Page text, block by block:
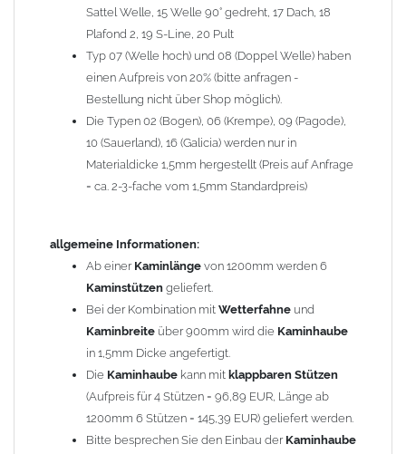
Lieferzeit: ca. 1-2 Wochen nach Zahlungseingang
Sonderanfertigung: Die Kaminhaube wird kundenspezifisch
angefertigt - keine Rücknahme möglich!
Zum Bild vergößern, bitte auf das Bild klicken!
Sattel Welle, 15 Welle 90° gedreht, 17 Dach, 18
Plafond 2, 19 S-Line, 20 Pult
Typ 07 (Welle hoch) und 08 (Doppel Welle) haben
einen Aufpreis von 20% (bitte anfragen -
Bestellung nicht über Shop möglich).
Die Typen 02 (Bogen), 06 (Krempe), 09 (Pagode),
10 (Sauerland), 16 (Galicia) werden nur in
Materialdicke 1,5mm hergestellt (Preis auf Anfrage
= ca. 2-3-fache vom 1,5mm Standardpreis)
allgemeine Informationen:
Ab einer Kaminlänge von 1200mm werden 6
Kaminstützen geliefert.
Bei der Kombination mit Wetterfahne und
Kaminbreite über 900mm wird die Kaminhaube
in 1,5mm Dicke angefertigt.
Die Kaminhaube kann mit klappbaren Stützen
(Aufpreis für 4 Stützen = 96,89 EUR, Länge ab
1200mm 6 Stützen = 145,39 EUR) geliefert werden.
Bitte besprechen Sie den Einbau der Kaminhaube